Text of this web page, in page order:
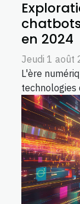
en 2024
Jeudi 1 août
L'ère
technologies